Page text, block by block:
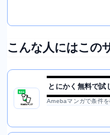
こんな人にはこの
とにかく無料で試
Amebaマンガで条件を